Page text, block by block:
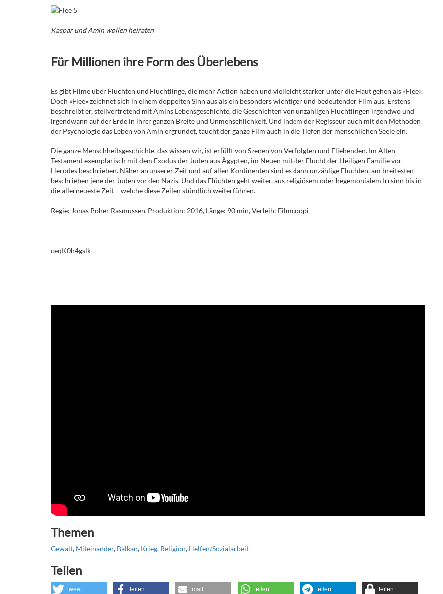
Kaspar und Amin wollen heiraten
Für Millionen ihre Form des Überlebens
Es gibt Filme über Fluchten und Flüchtlinge, die mehr Action haben und vielleicht stärker unter die Haut gehen als «Flee».
Doch «Flee» zeichnet sich in einem doppelten Sinn aus als ein besonders wichtiger und bedeutender Film aus. Erstens
beschreibt er, stellvertretend mit Amins Lebensgeschichte, die Geschichten von unzähligen Flüchtlingen irgendwo und
irgendwann auf der Erde in ihrer ganzen Breite und Unmenschlichkeit. Und indem der Regisseur auch mit den Methoden
der Psychologie das Leben von Amin ergründet, taucht der ganze Film auch in die Tiefen der menschlichen Seele ein.
Die ganze Menschheitsgeschichte, das wissen wir, ist erfüllt von Szenen von Verfolgten und Fliehenden. Im Alten
Testament exemplarisch mit dem Exodus der Juden aus Ägypten, im Neuen mit der Flucht der Heiligen Familie vor
Herodes beschrieben. Näher an unserer Zeit und auf allen Kontinenten sind es dann unzählige Fluchten, am breitesten
beschrieben jene der Juden vor den Nazis. Und das Flüchten geht weiter, aus religiösem oder hegemonialem Irrsinn bis in
die allerneueste Zeit – welche diese Zeilen stündlich weiterführen.
Regie: Jonas Poher Rasmussen, Produktion: 2016, Länge: 90 min, Verleih: Filmcoopi
ceqK0h4gslk
Themen
Gewalt, Miteinander, Balkan, Krieg, Religion, Helfen/Sozialarbeit
Teilen
tweet teilen mail teilen teilen teilen